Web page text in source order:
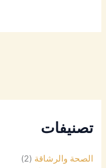
تصنيفات
الصحة والرشاقة (2)